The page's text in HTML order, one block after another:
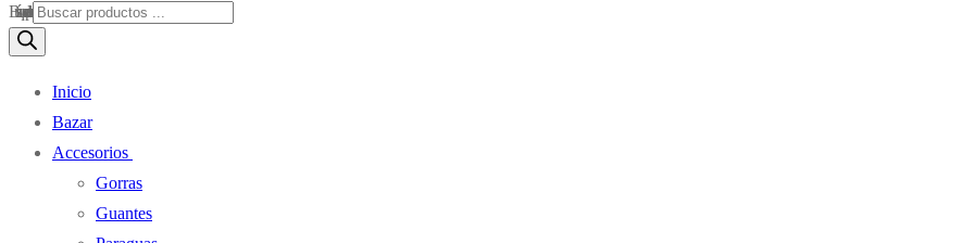
Búsqueda de productos
Inicio
Bazar
Accesorios
Gorras
Guantes